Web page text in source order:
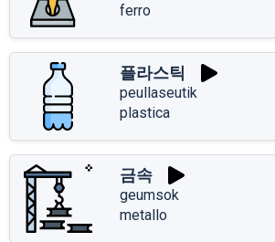
ferro
플라스틱
peullaseutik
plastica
금속
geumsok
metallo